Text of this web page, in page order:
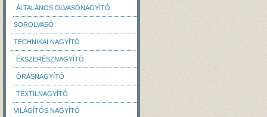
ÁLTALÁNOS OLVASÓNAGYÍTÓ
SOROLVASÓ
TECHNIKAI NAGYÍTÓ
ÉKSZERÉSZNAGYÍTÓ
ÓRÁSNAGYÍTÓ
TEXTILNAGYÍTÓ
VILÁGÍTÓS NAGYÍTÓ